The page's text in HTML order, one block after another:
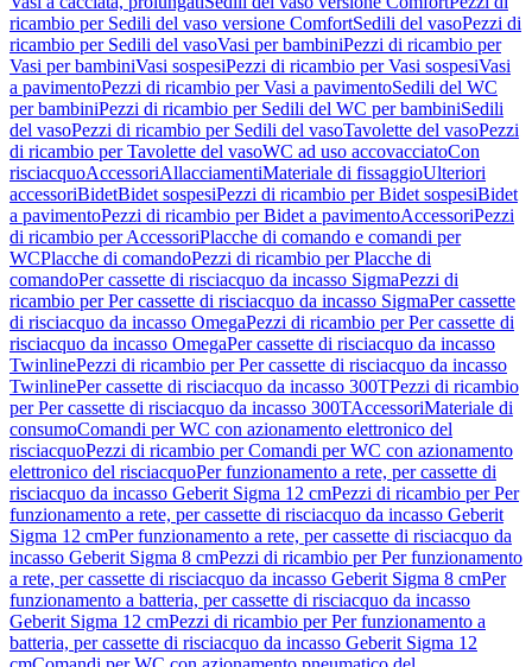
ricambio per Sedili del vaso versione ComfortSedili del vasoPezzi di
ricambio per Sedili del vasoVasi per bambiniPezzi di ricambio per
Vasi per bambiniVasi sospesiPezzi di ricambio per Vasi sospesiVasi
a pavimentoPezzi di ricambio per Vasi a pavimentoSedili del WC
per bambiniPezzi di ricambio per Sedili del WC per bambiniSedili
del vasoPezzi di ricambio per Sedili del vasoTavolette del vasoPezzi
di ricambio per Tavolette del vasoWC ad uso accovacciatoCon
risciacquoAccessoriAllacciamentiMateriale di fissaggioUlteriori
accessoriBidetBidet sospesiPezzi di ricambio per Bidet sospesiBidet
a pavimentoPezzi di ricambio per Bidet a pavimentoAccessoriPezzi
di ricambio per AccessoriPlacche di comando e comandi per
WCPlacche di comandoPezzi di ricambio per Placche di
comandoPer cassette di risciacquo da incasso SigmaPezzi di
ricambio per Per cassette di risciacquo da incasso SigmaPer cassette
di risciacquo da incasso OmegaPezzi di ricambio per Per cassette di
risciacquo da incasso OmegaPer cassette di risciacquo da incasso
TwinlinePezzi di ricambio per Per cassette di risciacquo da incasso
TwinlinePer cassette di risciacquo da incasso 300TPezzi di ricambio
per Per cassette di risciacquo da incasso 300TAccessoriMateriale di
consumoComandi per WC con azionamento elettronico del
risciacquoPezzi di ricambio per Comandi per WC con azionamento
elettronico del risciacquoPer funzionamento a rete, per cassette di
risciacquo da incasso Geberit Sigma 12 cmPezzi di ricambio per Per
funzionamento a rete, per cassette di risciacquo da incasso Geberit
Sigma 12 cmPer funzionamento a rete, per cassette di risciacquo da
incasso Geberit Sigma 8 cmPezzi di ricambio per Per funzionamento
a rete, per cassette di risciacquo da incasso Geberit Sigma 8 cmPer
funzionamento a batteria, per cassette di risciacquo da incasso
Geberit Sigma 12 cmPezzi di ricambio per Per funzionamento a
batteria, per cassette di risciacquo da incasso Geberit Sigma 12